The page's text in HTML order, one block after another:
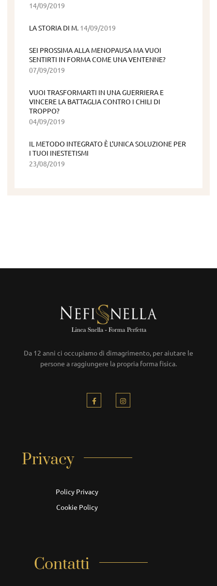
14/09/2019
LA STORIA DI M. 14/09/2019
SEI PROSSIMA ALLA MENOPAUSA MA VUOI
SENTIRTI IN FORMA COME UNA VENTENNE?
07/09/2019
VUOI TRASFORMARTI IN UNA GUERRIERA E
VINCERE LA BATTAGLIA CONTRO I CHILI DI
TROPPO?
04/09/2019
IL METODO INTEGRATO È L’UNICA SOLUZIONE PER
I TUOI INESTETISMI
23/08/2019
Da 12 anni ci occupiamo di dimagrimento, per aiutare le
persone a raggiungere la propria forma fisica.
Privacy
Policy Privacy
Cookie Policy
Contatti